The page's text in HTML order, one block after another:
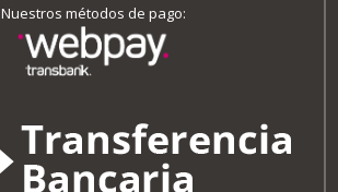
Nuestros métodos de pago: